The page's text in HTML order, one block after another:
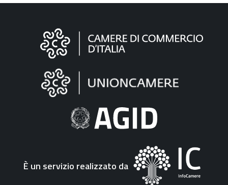
Informazioni
"Fattura
Elettronica"
È un servizio realizzato da